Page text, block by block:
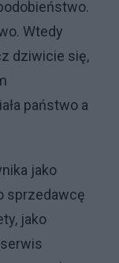
Wtedy
dziwicie się,
państwo a
jako
sprzedawcę
jako